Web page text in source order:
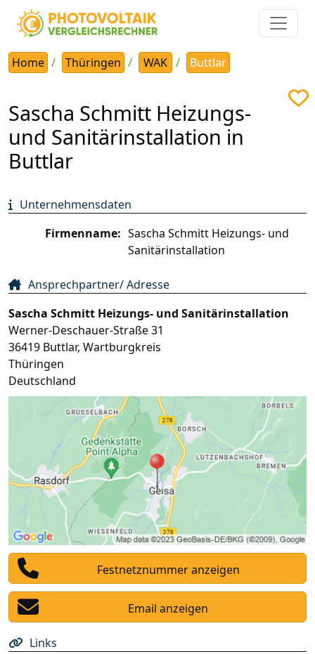
Home Thüringen WAK Buttlar
Sascha Schmitt Heizungs-
und Sanitärinstallation in
Buttlar
Unternehmensdaten
Firmenname: Sascha Schmitt Heizungs- und
Sanitärinstallation
Ansprechpartner/ Adresse
Sascha Schmitt Heizungs- und Sanitärinstallation
Werner-Deschauer-Straße 31
36419 Buttlar, Wartburgkreis
Thüringen
Deutschland
Festnetznummer anzeigen
Email anzeigen
Links